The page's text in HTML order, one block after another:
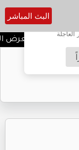
العاجلة
البث المباشر
"شومان" تعرض
إلى فرص عمل